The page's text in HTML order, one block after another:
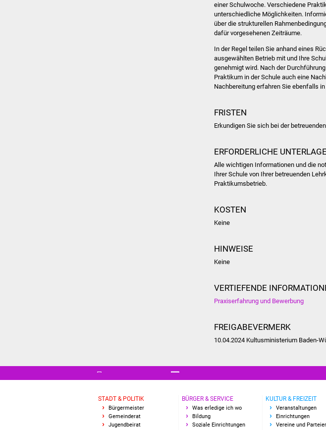
einer Schulwoche. Verschiedene
unterschiedliche Möglichkeiten.
über die strukturellen
dafür vorgesehenen Zeiträume.
In der Regel teilen Sie anhand eines
ausgewählten Betrieb mit und Ihre
genehmigt wird. Nach der
Praktikum in der Schule auch eine
Nachbereitung erfahren Sie ebenfalls in
FRISTEN
Erkundigen Sie sich bei der
ERFORDERLICHE
Alle wichtigen Informationen und die
Ihrer Schule von Ihrer betreuenden
Praktikumsbetrieb.
KOSTEN
Keine
HINWEISE
Keine
VERTIEFENDE
Praxiserfahrung und Bewerbung
FREIGABEVERMERK
10.04.2024 Kultusministerium Baden-
STADT & POLITIK
Bürgermeister
Gemeinderat
Jugendbeirat
BÜRGER & SERVICE
Was erledige ich wo
Bildung
Soziale Einrichtungen
KULTUR & FREIZEIT
Veranstaltungen
Einrichtungen
Vereine und